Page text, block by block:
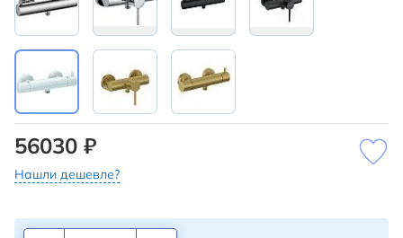
56030 ₽
Нашли дешевле?